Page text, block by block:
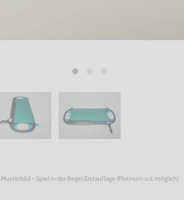
Musterbild - Spiel in der Regel Erstauflage (Platinum o.ä. möglich)